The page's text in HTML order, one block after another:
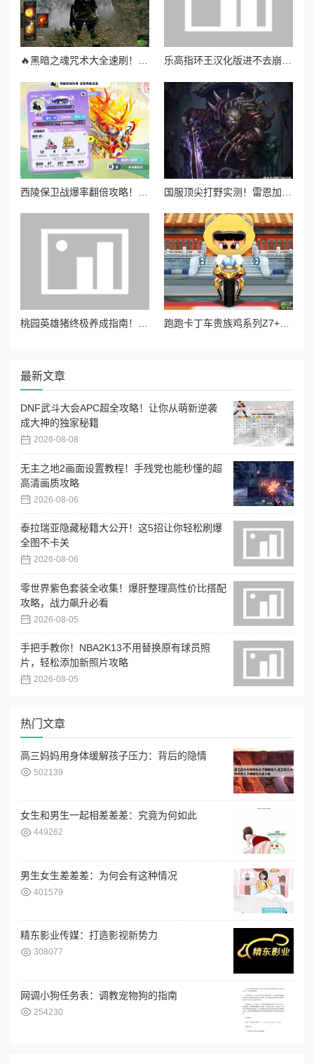
桃园英雄猪终极养成指南！零基础速成超强战力攻略 跑跑卡丁车贵族鸡系列Z7+绝美跑车大公开！这造型谁顶得住？必肝不后悔
最新文章
DNF武斗大会APC超全攻略！让你从萌新逆袭
成大神的独家秘籍
2026-08-08
无主之地2画面设置教程！手残党也能秒懂的超
高清画质攻略
2026-08-06
泰拉瑞亚隐藏秘籍大公开！这5招让你轻松刷爆
全图不卡关
2026-08-06
零世界紫色套装全收集！爆肝整理高性价比搭配
攻略，战力飙升必看
2026-08-05
手把手教你！NBA2K13不用替换原有球员照
片，轻松添加新照片攻略
2026-08-05
热门文章
高三妈妈用身体缓解孩子压力：背后的隐情
502139
女生和男生一起相差差差：究竟为何如此
449262
男生女生差差差：为何会有这种情况
401579
精东影业传媒：打造影视新势力
308077
网调小狗任务表：调教宠物狗的指南
254230